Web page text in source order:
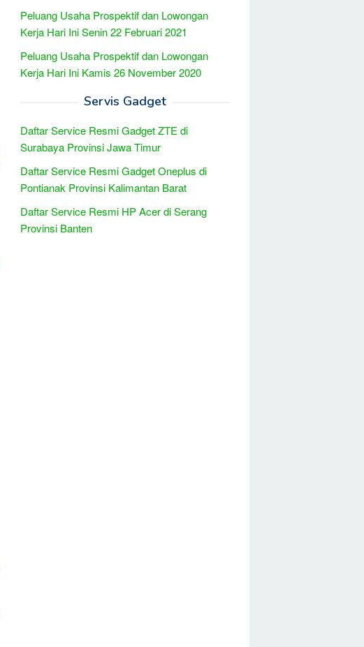
Peluang Usaha Prospektif dan Lowongan
Kerja Hari Ini Senin 22 Februari 2021
Peluang Usaha Prospektif dan Lowongan
Kerja Hari Ini Kamis 26 November 2020
Servis Gadget
Daftar Service Resmi Gadget ZTE di
Surabaya Provinsi Jawa Timur
Daftar Service Resmi Gadget Oneplus di
Pontianak Provinsi Kalimantan Barat
Daftar Service Resmi HP Acer di Serang
Provinsi Banten